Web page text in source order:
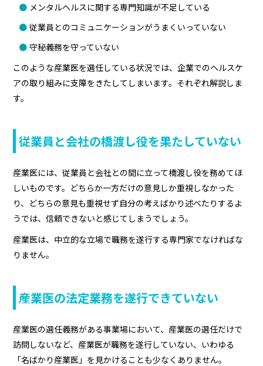
メンタルヘルスに関する専門知識が不足している
従業員とのコミュニケーションがうまくいっていない
守秘義務を守っていない
このような産業医を選任している状況では、企業でのヘルスケ
アの取り組みに支障をきたしてしまいます。それぞれ解説しま
す。
従業員と会社の橋渡し役を果たしていない
産業医には、従業員と会社との間に立って橋渡し役を務めてほ
しいものです。どちらか一方だけの意見しか重視しなかった
り、どちらの意見も重視せず自分の考えばかり述べたりするよ
うでは、信頼できないと感じてしまうでしょう。
産業医は、中立的な立場で職務を遂行する専門家でなければな
りません。
産業医の法定業務を遂行できていない
産業医の選任義務がある事業場において、産業医の選任だけで
訪問しないなど、産業医が職務を遂行していない、いわゆる
「名ばかり産業医」を見かけることも少なくありません。